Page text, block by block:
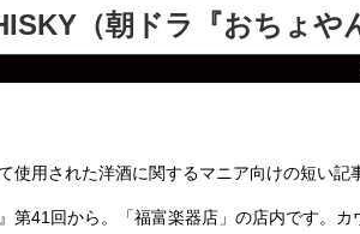
（朝ドラ『おちょや
使用された洋酒に関するマニア向けの短い記
第41回から。「福富楽器店」の店内です。